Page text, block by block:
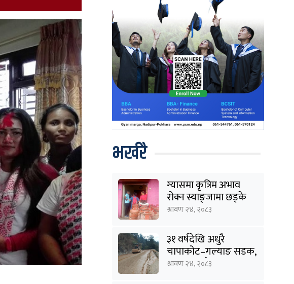
भर्खरै
ग्यासमा कृत्रिम अभाव
रोक्न स्याङ्जामा छड्के
अनुगमन
श्रावण २४, २०८३
३१ वर्षदेखि अधुरै
चापाकोट–गल्याङ सडक,
आधा काममै अल्झियो
श्रावण २४, २०८३